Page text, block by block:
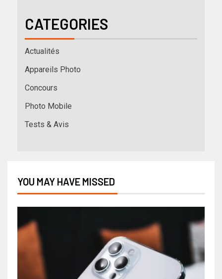
CATEGORIES
Actualités
Appareils Photo
Concours
Photo Mobile
Tests & Avis
YOU MAY HAVE MISSED